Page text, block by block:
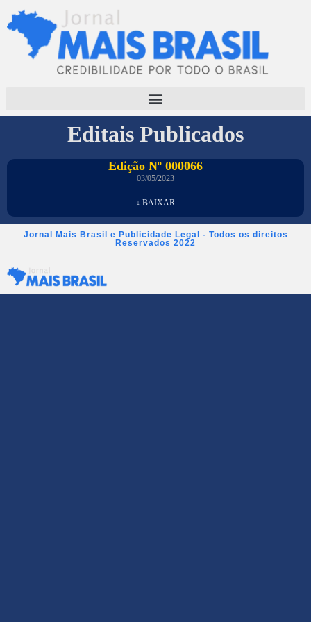
Editais Publicados
Edição Nº 000066
03/05/2023
↓ BAIXAR
Jornal Mais Brasil e Publicidade Legal - Todos os direitos
Reservados 2022